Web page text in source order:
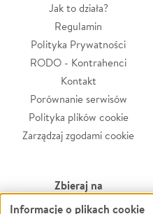
Jak to działa?
Regulamin
Polityka Prywatności
RODO - Kontrahenci
Kontakt
Porównanie serwisów
Polityka plików cookie
Zarządzaj zgodami cookie
Zbieraj na
Informacje o plikach cookie